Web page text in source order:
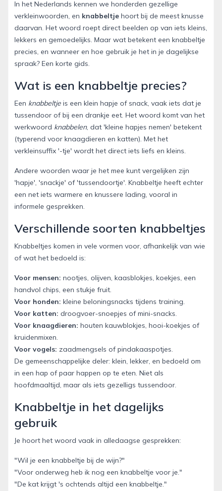
In het Nederlands kennen we honderden gezellige
verkleinwoorden, en knabbeltje hoort bij de meest knusse
daarvan. Het woord roept direct beelden op van iets kleins,
lekkers en gemoedelijks. Maar wat betekent een knabbeltje
precies, en wanneer en hoe gebruik je het in je dagelijkse
spraak? Een korte gids.
Wat is een knabbeltje precies?
Een knabbeltje is een klein hapje of snack, vaak iets dat je
tussendoor of bij een drankje eet. Het woord komt van het
werkwoord knabbelen, dat 'kleine hapjes nemen' betekent
(typerend voor knaagdieren en katten). Met het
verkleinsuffix '-tje' wordt het direct iets liefs en kleins.
Andere woorden waar je het mee kunt vergelijken zijn
'hapje', 'snackje' of 'tussendoortje'. Knabbeltje heeft echter
een net iets warmere en knussere lading, vooral in
informele gesprekken.
Verschillende soorten knabbeltjes
Knabbeltjes komen in vele vormen voor, afhankelijk van wie
of wat het bedoeld is:
Voor mensen: nootjes, olijven, kaasblokjes, koekjes, een
handvol chips, een stukje fruit.
Voor honden: kleine beloningsnacks tijdens training.
Voor katten: droogvoer-snoepjes of mini-snacks.
Voor knaagdieren: houten kauwblokjes, hooi-koekjes of
kruidenmixen.
Voor vogels: zaadmengsels of pindakaaspotjes.
De gemeenschappelijke deler: klein, lekker, en bedoeld om
in een hap of paar happen op te eten. Niet als
hoofdmaaltijd, maar als iets gezelligs tussendoor.
Knabbeltje in het dagelijks
gebruik
Je hoort het woord vaak in alledaagse gesprekken:
"Wil je een knabbeltje bij de wijn?"
"Voor onderweg heb ik nog een knabbeltje voor je."
"De kat krijgt 's ochtends altijd een knabbeltje."